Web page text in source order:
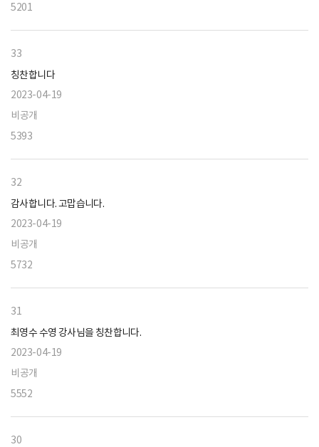
5201
33
칭찬합니다
2023-04-19
비공개
5393
32
감사합니다. 고맙습니다.
2023-04-19
비공개
5732
31
최영수 수영 강사님을 칭찬합니다.
2023-04-19
비공개
5552
30